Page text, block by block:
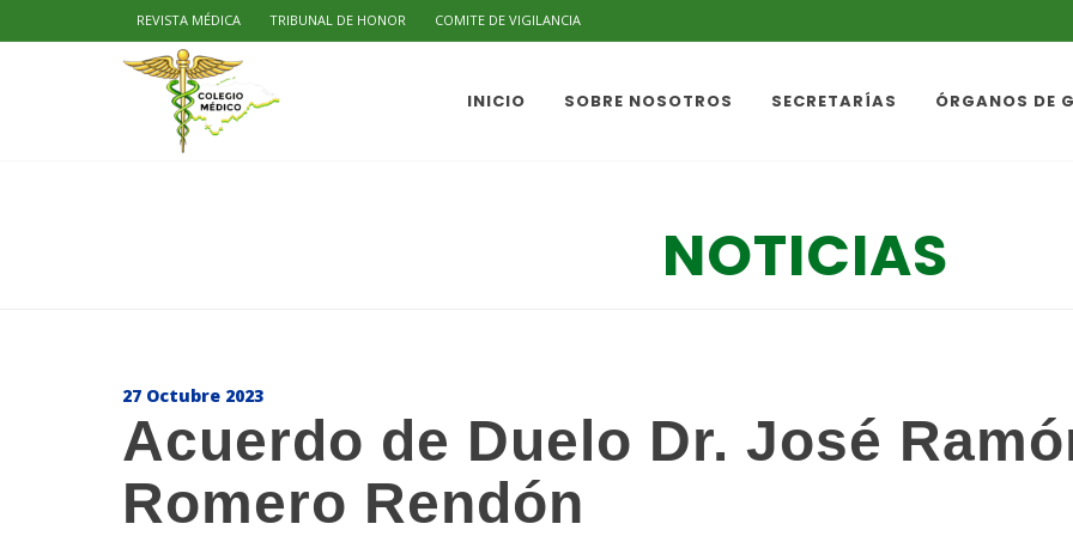
REVISTA MÉDICA TRIBUNAL DE HONOR COMITE DE VIGILANCIA
INICIO SOBRE NOSOTROS SECRETARÍAS ÓRGANOS DE
NOTICIAS
27 Octubre 2023
Acuerdo de Duelo Dr. José
Romero Rendón